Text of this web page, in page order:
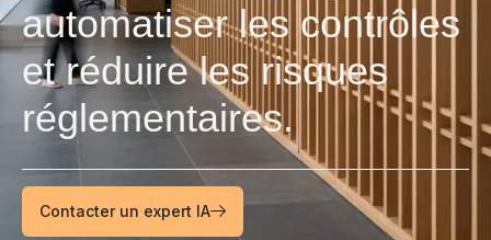
automatiser les contrôles
et réduire les risques
réglementaires.
Contacter un expert IA